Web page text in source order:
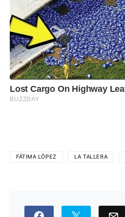
FÁTIMA LÓPEZ LA TALLERA